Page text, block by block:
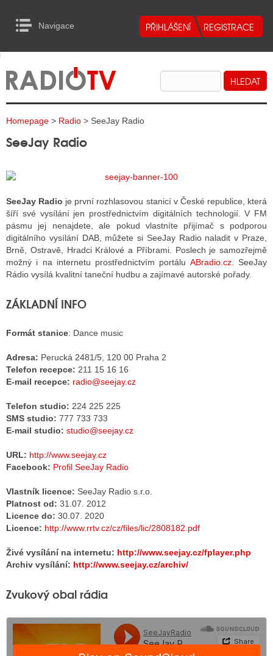
Navigace
RADIA
TELEVIZE
INTERNET
TISK
RADIA
RÁDIÍ
RÁDIÍ
VYSÍLAČE
TELEVIZÍ
VYSÍLAČE
INTERNET
RÁDIA
STRÁNKY RÁDIÍ
TISK
to Content
Homepage > Radio > SeeJay Radio
SeeJay Radio
SeeJay Radio je první rozhlasovou stanicí v České republice, která
šíří své vysílání jen prostřednictvím digitálních technologií. V FM
pásmu jej nenajdete, ale pokud vlastníte přijímač s podporou
digitálního vysílání DAB, můžete si SeeJay Radio naladit v Praze,
Brně, Ostravě, Hradci Králové a Příbrami. Poslech je samozřejmě
možný i na internetu prostřednictvím portálu ABradio.cz. SeeJay
Rádio vysílá kvalitní taneční hudbu a zajímavé autorské pořady.
ZÁKLADNÍ INFO
Formát stanice: Dance music
Adresa: Perucká 2481/5, 120 00 Praha 2
Telefon recepce: 211 15 16 16
E-mail recepce: radio@seejay.cz
Telefon studio: 224 225 225
SMS studio: 777 733 733
E-mail studio: studio@seejay.cz
URL: http://www.seejay.cz
Facebook: Profil SeeJay Radio
Vlastník licence: SeeJay Radio s.r.o.
Platnost od: 31.07. 2012
Licence do: 30.07. 2020
Licence: http://www.rrtv.cz/cz/files/lic/2808182.pdf
Živé vysílání na internetu: http://www.seejay.cz/fplayer.php
Archiv vysílání: http://www.seejay.cz/archiv/
Zvukový obal rádia